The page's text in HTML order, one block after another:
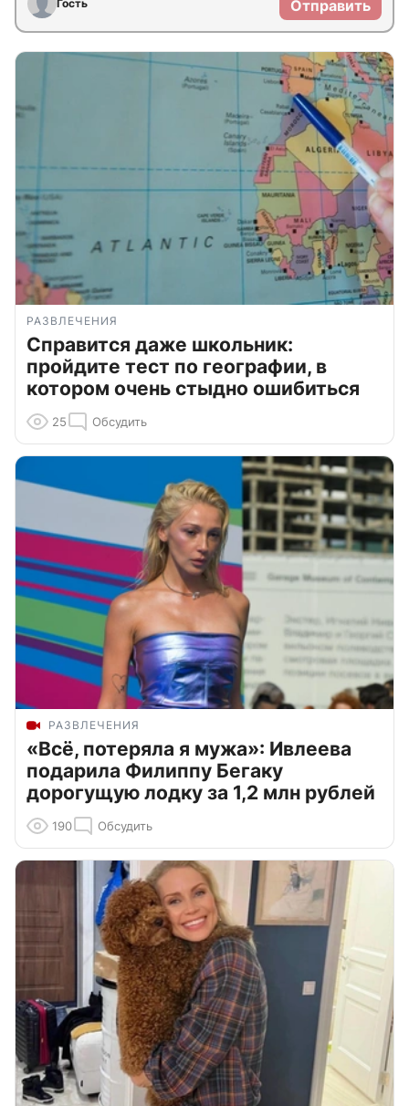
Гость Отправить
РАЗВЛЕЧЕНИЯ
Справится даже школьник:
пройдите тест по географии, в
котором очень стыдно ошибиться
25 Обсудить
РАЗВЛЕЧЕНИЯ
«Всё, потеряла я мужа»: Ивлеева
подарила Филиппу Бегаку
дорогущую лодку за 1,2 млн рублей
190 Обсудить